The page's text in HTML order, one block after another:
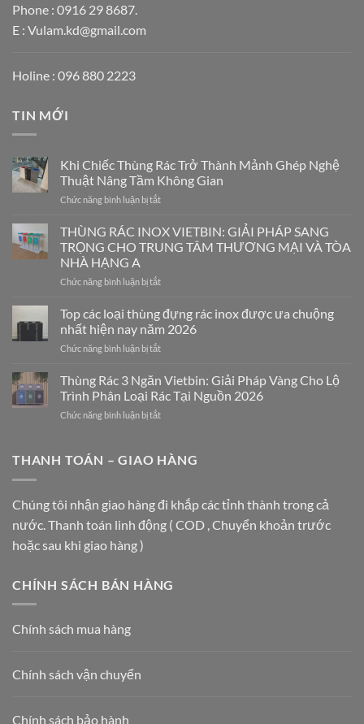
Phone : 0916 29 8687.
E : Vulam.kd@gmail.com
Holine : 096 880 2223
TIN MỚI
Khi Chiếc Thùng Rác Trở Thành Mảnh Ghép Nghệ
Thuật Nâng Tầm Không Gian
Chức năng bình luận bị tắtở
Chiếc
Rác
Thành
Ghép
Nghệ
Thuật
Nâng
Không
Gian
THÙNG RÁC INOX VIETBIN: GIẢI PHÁP SANG
TRỌNG CHO TRUNG TÂM THƯƠNG MẠI VÀ TÒA
NHÀ HẠNG A
Chức năng bình luận bị tắtở
RÁC
INOX
VIETBIN:
GIẢI
SANG
TRỌNG
TRUNG
MẠI
NHÀ
A
Top các loại thùng đựng rác inox được ưa chuộng
nhất hiện nay năm 2026
Chức năng bình luận bị tắtở
các
thùng
đựng
được
nhất
nay
Thùng Rác 3 Ngăn Vietbin: Giải Pháp Vàng Cho Lộ
Trình Phân Loại Rác Tại Nguồn 2026
Chức năng bình luận bị tắtở
3
Pháp
Vàng
Phân
THANH TOÁN – GIAO HÀNG
Chúng tôi nhận giao hàng đi khắp các tỉnh thành trong cả
nước. Thanh toán linh động ( COD , Chuyển khoản trước
hoặc sau khi giao hàng )
CHÍNH SÁCH BÁN HÀNG
Chính sách mua hàng
Chính sách vận chuyển
Chính sách bảo hành